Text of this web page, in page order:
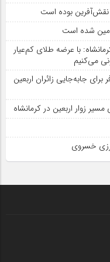
بوده است
شده است
استاندارد کرمانشاه: با عرضه طلای کم‌عیار
می‌کنیم
جابه‌جایی زائران اربعین
مرزی خسروی